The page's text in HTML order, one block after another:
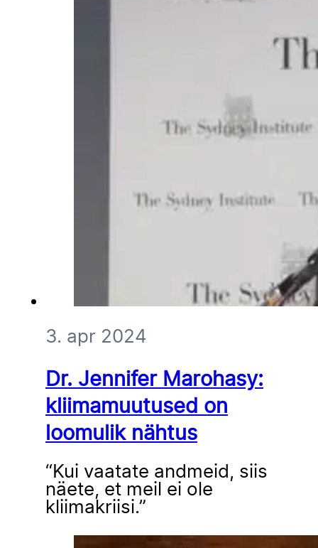
3. apr 2024
Dr. Jennifer Marohasy:
kliimamuutused on
loomulik nähtus
“Kui vaatate andmeid, siis
näete, et meil ei ole
kliimakriisi.”